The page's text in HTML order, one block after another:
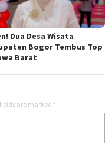
Dua Desa Wisata
Bogor Tembus Top
Barat
are marked *